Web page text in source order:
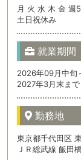
月 火 水 木 金 週
土日祝休み
就業期間
2026年09月中旬
2027年3月末まで
勤務地
東京都千代田区
ＪＲ総武線 飯田